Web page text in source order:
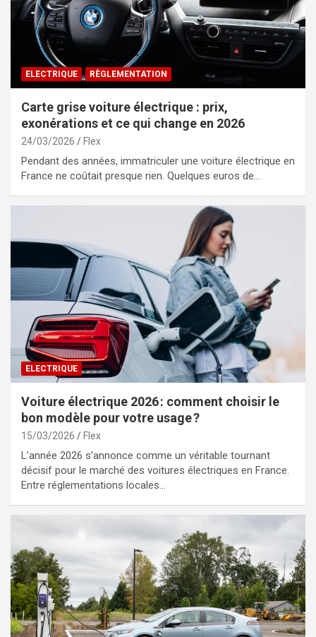
ELECTRIQUE RÈGLEMENTATION
Carte grise voiture électrique : prix,
exonérations et ce qui change en 2026
24/03/2026 Flex
Pendant des années, immatriculer une voiture électrique en
France ne coûtait presque rien. Quelques euros de…
ELECTRIQUE
Voiture électrique 2026 : comment choisir le
bon modèle pour votre usage ?
15/03/2026 Flex
L’année 2026 s’annonce comme un véritable tournant
décisif pour le marché des voitures électriques en France.
Entre réglementations locales…